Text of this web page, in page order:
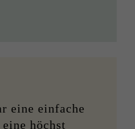
eine einfache
höchst